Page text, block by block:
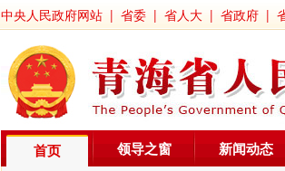
中央人民政府网站 | 省委 | 省人大 | 省政府 |
首页 领导之窗 新闻动态